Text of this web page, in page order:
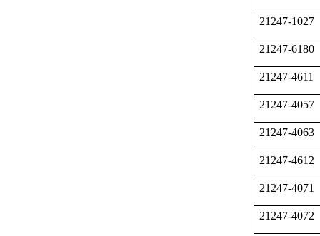
21247-1027
21247-6180
21247-4611
21247-4057
21247-4063
21247-4612
21247-4071
21247-4072